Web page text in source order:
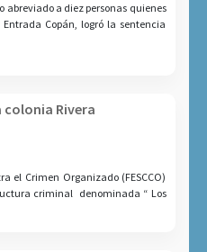
abreviado a diez personas quienes
Copán, logró la sentencia
Rivera
el Crimen Organizado (FESCCO)
criminal denominada “ Los